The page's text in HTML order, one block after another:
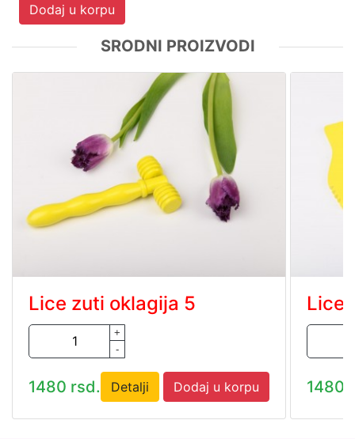
Dodaj u korpu
Lice zuti oklagija 5
+
-
1480 rsd. Detalji Dodaj u korpu
Lice
1480